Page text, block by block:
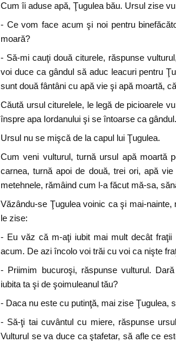
Cum îi aduse apă, Ţugulea bău. Ursul zise
- Ce vom face acum şi noi pentru
moară?
- Să-mi cauţi două citurele, răspunse
voi duce ca gândul să aduc leacuri pentru
sunt două fântâni cu apă vie şi apă moartă,
Căută ursul citurelele, le legă de picioarele
înspre apa Iordanului şi se întoarse ca gândul.
Ursul nu se mişcă de la capul lui Ţugulea.
Cum veni vulturul, turnă ursul apă moartă
carnea, turnă apoi de două, trei ori, apă
metehnele, rămâind cum l-a făcut mă-sa,
Văzându-se Ţugulea voinic ca şi mai-
le zise:
- Eu văz că m-aţi iubit mai mult decât
acum. De azi încolo voi trăi cu voi ca nişte
- Priimim bucuroşi, răspunse vulturul.
iubita ta şi de şoimuleanul tău?
- Daca nu este cu putinţă, mai zise Ţugulea,
- Să-ţi tai cuvântul cu miere, răspunse
Vulturul se va duce ca ştafetar, să afle ce